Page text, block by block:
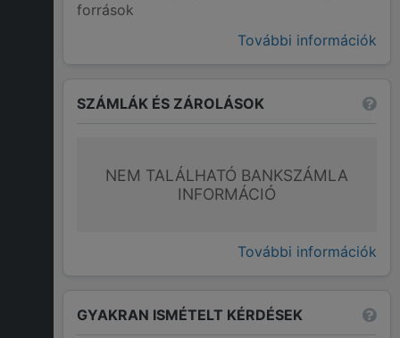
források
További információk
SZÁMLÁK ÉS ZÁROLÁSOK
NEM TALÁLHATÓ BANKSZÁMLA
INFORMÁCIÓ
További információk
GYAKRAN ISMÉTELT KÉRDÉSEK